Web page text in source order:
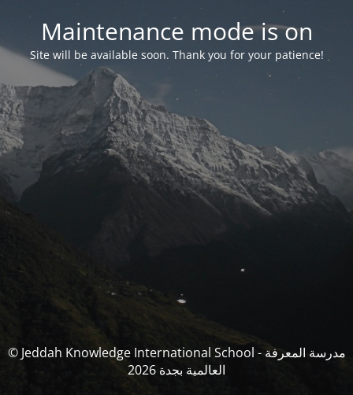
Maintenance mode is on
Site will be available soon. Thank you for your patience!
© Jeddah Knowledge International School - مدرسة المعرفة
العالمية بجدة 2026